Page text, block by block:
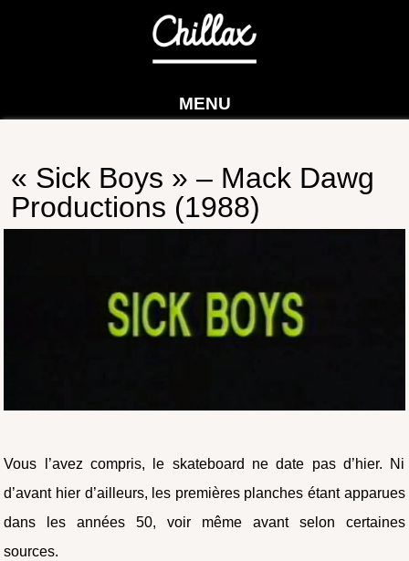
MENU
« Sick Boys » – Mack Dawg
Productions (1988)
Vous l’avez compris, le skateboard ne date pas d’hier. Ni
d’avant hier d’ailleurs, les premières planches étant apparues
dans les années 50, voir même avant selon certaines
sources.